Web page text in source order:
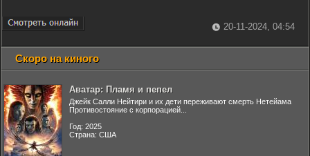
20-11-2024, 04:54
Скоро на киного
Аватар: Пламя и пепел
Джейк Салли Нейтири и их дети переживают смерть Нетейама
Противостояние с корпорацией...
Год: 2025
Страна: США